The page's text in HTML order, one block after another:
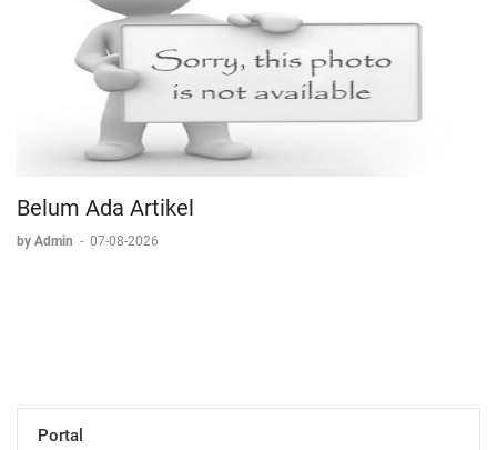
Belum Ada Artikel
by Admin - 07-08-2026
Portal